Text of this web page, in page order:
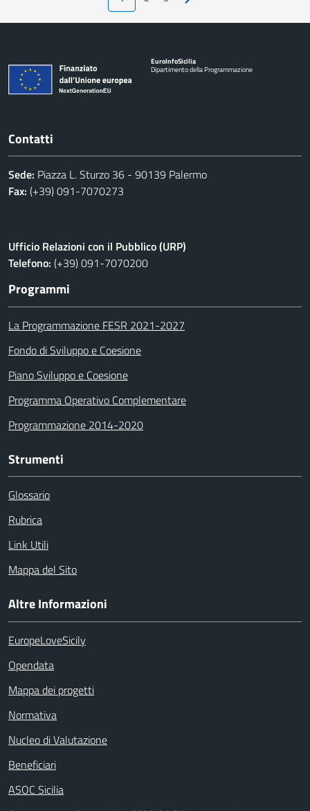
EuroInfoSicilia
Dipartimento della Programmazione
Contatti
Sede: Piazza L. Sturzo 36 - 90139 Palermo
Fax: (+39) 091-7070273
Ufficio Relazioni con il Pubblico (URP)
Telefono: (+39) 091-7070200
Programmi
La Programmazione FESR 2021-2027
Fondo di Sviluppo e Coesione
Piano Sviluppo e Coesione
Programma Operativo Complementare
Programmazione 2014-2020
Strumenti
Glossario
Rubrica
Link Utili
Mappa del Sito
Altre Informazioni
EuropeLoveSicily
Opendata
Mappa dei progetti
Normativa
Nucleo di Valutazione
Beneficiari
ASOC Sicilia